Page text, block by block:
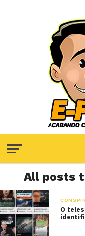
All posts
O